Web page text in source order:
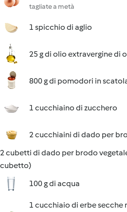
tagliate a metà
1 spicchio di aglio
25 g di olio extravergine di
800 g di pomodori in
1 cucchiaino di zucchero
2 cucchiaini di dado per
2 cubetti di dado per brodo
cubetto)
100 g di acqua
1 cucchiaio di erbe secche